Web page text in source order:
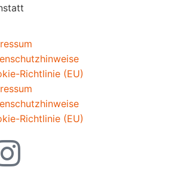
Richtlinie (EU)
Richtlinie (EU)